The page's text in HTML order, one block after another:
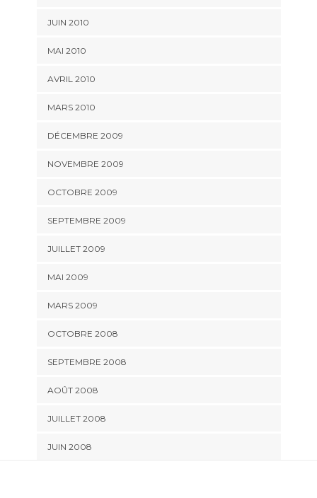
JUIN 2010
MAI 2010
AVRIL 2010
MARS 2010
DÉCEMBRE 2009
NOVEMBRE 2009
OCTOBRE 2009
SEPTEMBRE 2009
JUILLET 2009
MAI 2009
MARS 2009
OCTOBRE 2008
SEPTEMBRE 2008
AOÛT 2008
JUILLET 2008
JUIN 2008